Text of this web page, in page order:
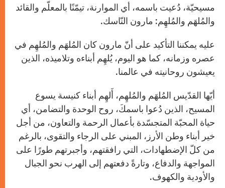
مسيحيّة، دُعيت باسمه، أي الموارنة، تيمّنًا بالمعلّم والقائد
والمُلهَم والمُلهِم: مارون النّاسك.
عليه يمكننا التأكيد على أنّ مارون كان المُلهَم والمُلهِم في
عصره وزمانه، كما هو اليوم، يُلهِم أبناءه وتلاميذه، الذين
يعيشون روحانيته في عالمنا.
أيّها القدّيس المُلهَم والمُلهِم، أَلهِم أبناء كنيسة يسوع
المسيح، الذين دُعوا باسمكَ، روح الوحدة والتضامن، أي
حياة المحبّة المتجسّدة بأعمال الرحمة والتعاون، من أجل
خير أبناء وطن الأرز، المبني على الرجاء والتقوى، بالرغم
من كلّ الإضطهادات، التي رافقتهم، وأجبرتهم طورًا على
المواجهة والدفاع، وتارةً دفعتهم إلى الهرب نحو الجبال
والأودية والكهوف.